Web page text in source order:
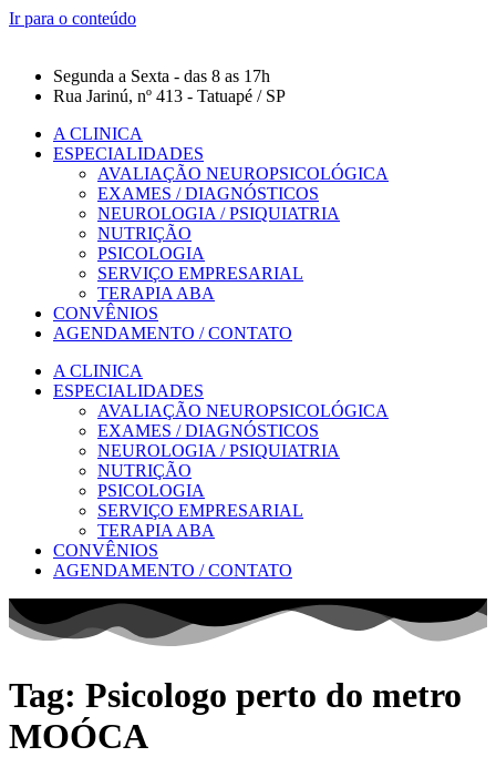
Ir para o conteúdo
Segunda a Sexta - das 8 as 17h
Rua Jarinú, nº 413 - Tatuapé / SP
A CLINICA
ESPECIALIDADES
AVALIAÇÃO NEUROPSICOLÓGICA
EXAMES / DIAGNÓSTICOS
NEUROLOGIA / PSIQUIATRIA
NUTRIÇÃO
PSICOLOGIA
SERVIÇO EMPRESARIAL
TERAPIA ABA
CONVÊNIOS
AGENDAMENTO / CONTATO
A CLINICA
ESPECIALIDADES
AVALIAÇÃO NEUROPSICOLÓGICA
EXAMES / DIAGNÓSTICOS
NEUROLOGIA / PSIQUIATRIA
NUTRIÇÃO
PSICOLOGIA
SERVIÇO EMPRESARIAL
TERAPIA ABA
CONVÊNIOS
AGENDAMENTO / CONTATO
Tag: Psicologo perto do metro
MOÓCA